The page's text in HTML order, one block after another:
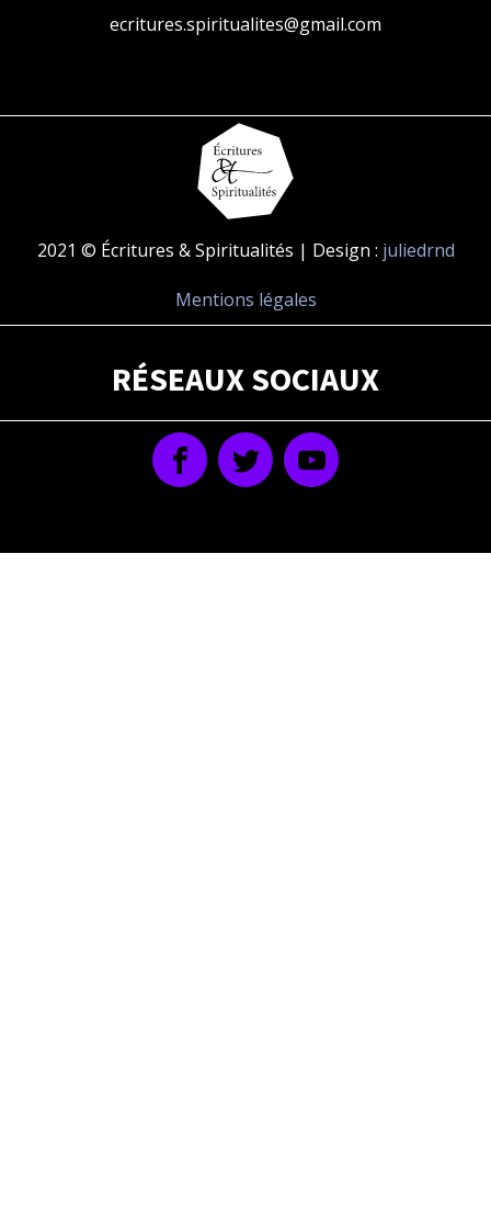
ecritures.spiritualites@gmail.com
2021 © Écritures & Spiritualités | Design : juliedrnd
Mentions légales
RÉSEAUX SOCIAUX